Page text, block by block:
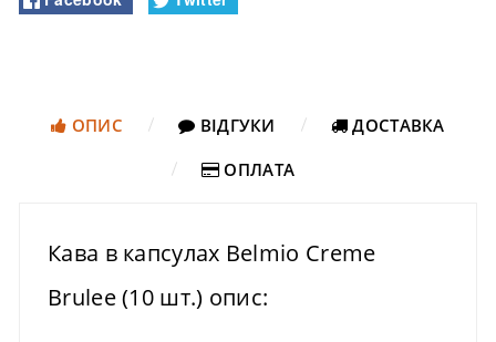
ОПИС ВІДГУКИ
ДОСТАВКА
ОПЛАТА
Кава в капсулах Belmio Creme
Brulee (10 шт.) опис: